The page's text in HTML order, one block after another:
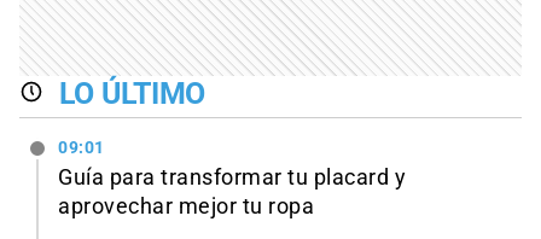
LO ÚLTIMO
09:01
Guía para transformar tu placard y
aprovechar mejor tu ropa